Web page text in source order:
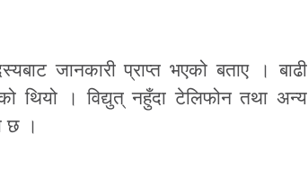
जानकारी प्राप्त भएको बताए । बाढी
थियो । विद्युत् नहुँदा टेलिफोन तथा अन्य
छ ।